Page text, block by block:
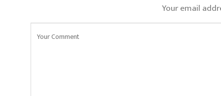
Your email